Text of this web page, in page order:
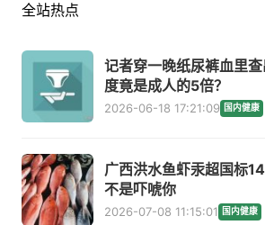
全站热点
记者穿一晚纸尿裤血里
度竟是成人的5倍？
2026-06-18 17:21:09 国内健康
广西洪水鱼虾汞超国标
不是吓唬你
2026-07-08 11:15:01 国内健康